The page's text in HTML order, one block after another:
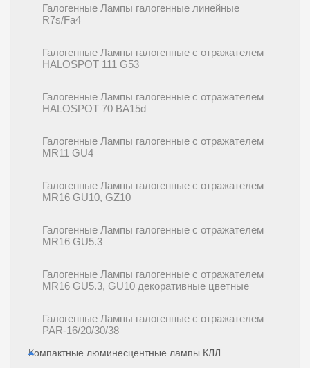
Галогенные Лампы галогенные линейные
R7s/Fa4
Галогенные Лампы галогенные с отражателем
HALOSPOT 111 G53
Галогенные Лампы галогенные с отражателем
HALOSPOT 70 BA15d
Галогенные Лампы галогенные с отражателем
MR11 GU4
Галогенные Лампы галогенные с отражателем
MR16 GU10, GZ10
Галогенные Лампы галогенные с отражателем
MR16 GU5.3
Галогенные Лампы галогенные с отражателем
MR16 GU5.3, GU10 декоративные цветные
Галогенные Лампы галогенные с отражателем
PAR-16/20/30/38
Компактные люминесцентные лампы КЛЛ